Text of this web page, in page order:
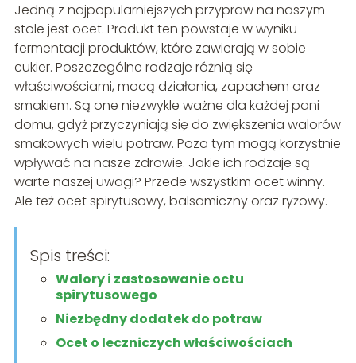
Jedną z najpopularniejszych przypraw na naszym
stole jest ocet. Produkt ten powstaje w wyniku
fermentacji produktów, które zawierają w sobie
cukier. Poszczególne rodzaje różnią się
właściwościami, mocą działania, zapachem oraz
smakiem. Są one niezwykle ważne dla każdej pani
domu, gdyż przyczyniają się do zwiększenia walorów
smakowych wielu potraw. Poza tym mogą korzystnie
wpływać na nasze zdrowie. Jakie ich rodzaje są
warte naszej uwagi? Przede wszystkim ocet winny.
Ale też ocet spirytusowy, balsamiczny oraz ryżowy.
Spis treści:
Walory i zastosowanie octu
spirytusowego
Niezbędny dodatek do potraw
Ocet o leczniczych właściwościach